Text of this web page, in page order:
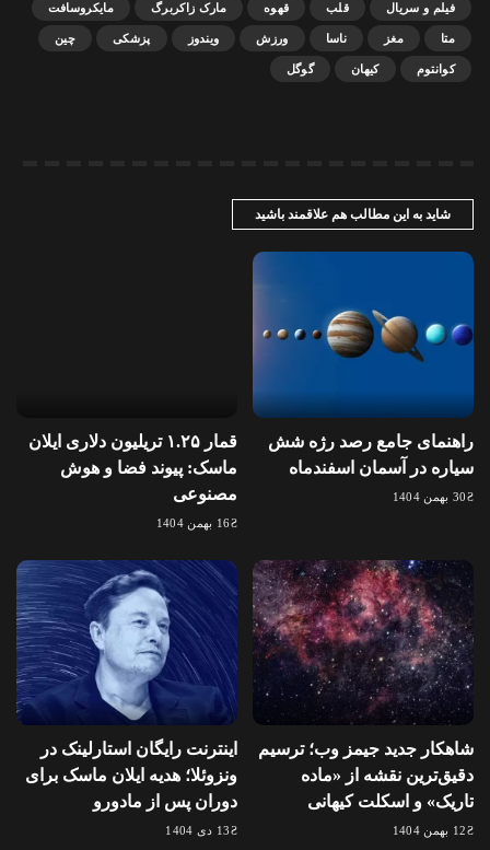
فیلم و سریال قلب قهوه مارک زاکربرگ مایکروسافت
متا مغز ناسا ورزش ویندوز پزشکی چین
کوانتوم کیهان گوگل
شاید به این مطالب هم علاقمند باشید
راهنمای جامع رصد رژه شش
سیاره در آسمان اسفندماه
30 بهمن 1404
قمار ۱.۲۵ تریلیون دلاری ایلان
ماسک: پیوند فضا و هوش
مصنوعی
16 بهمن 1404
شاهکار جدید جیمز وب؛ ترسیم
دقیق‌ترین نقشه از «ماده
تاریک» و اسکلت کیهانی
12 بهمن 1404
اینترنت رایگان استارلینک در
ونزوئلا؛ هدیه ایلان ماسک برای
دوران پس از مادورو
13 دی 1404